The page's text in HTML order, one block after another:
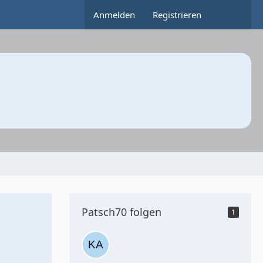
Anmelden Registrieren
Patsch70 folgen 1